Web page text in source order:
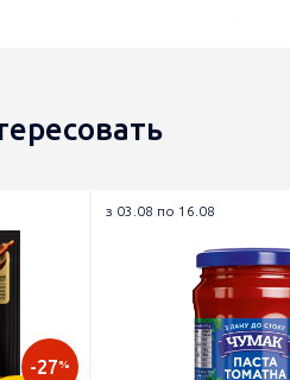
-27%
з 03.08 по 16.08